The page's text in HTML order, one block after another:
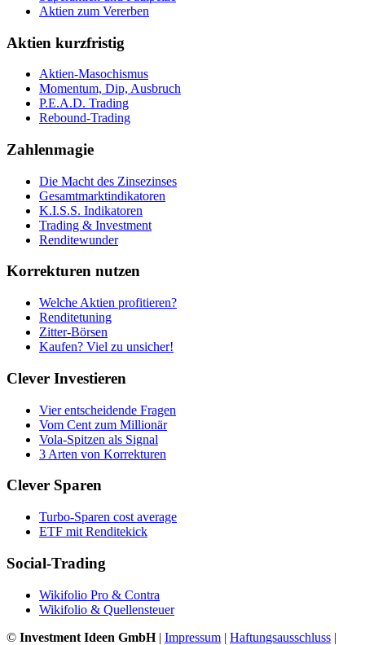
Aktien zum Vererben
Aktien kurzfristig
Aktien-Masochismus
Momentum, Dip, Ausbruch
P.E.A.D. Trading
Rebound-Trading
Zahlenmagie
Die Macht des Zinsezinses
Gesamtmarktindikatoren
K.I.S.S. Indikatoren
Trading & Investment
Renditewunder
Korrekturen nutzen
Welche Aktien profitieren?
Renditetuning
Zitter-Börsen
Kaufen? Viel zu unsicher!
Clever Investieren
Vier entscheidende Fragen
Vom Cent zum Millionär
Vola-Spitzen als Signal
3 Arten von Korrekturen
Clever Sparen
Turbo-Sparen cost average
ETF mit Renditekick
Social-Trading
Wikifolio Pro & Contra
Wikifolio & Quellensteuer
© Investment Ideen GmbH| Impressum | Haftungsausschluss |